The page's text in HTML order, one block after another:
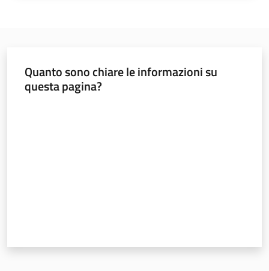
ricerca
Quanto sono chiare le informazioni su
questa pagina?